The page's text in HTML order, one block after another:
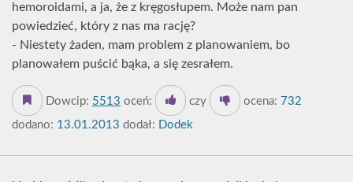
hemoroidami, a ja, że z kręgosłupem. Może nam pan
powiedzieć, który z nas ma rację?
- Niestety żaden, mam problem z planowaniem, bo
planowałem puścić bąka, a się zesrałem.
Dowcip: 5513 oceń: czy ocena: 732
dodano: 13.01.2013 dodał: Dodek